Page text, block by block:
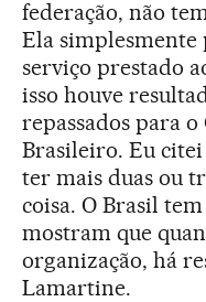
federação, não
Ela simplesmente
serviço prestado
isso houve
repassados para
Brasileiro. Eu
ter mais duas ou
coisa. O Brasil
mostram que
organização, há
Lamartine.